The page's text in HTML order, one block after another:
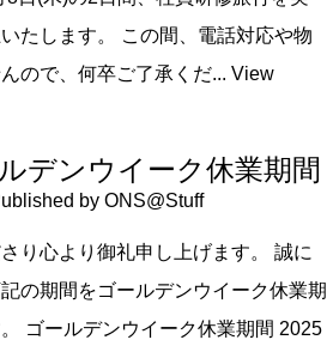
たします。 この間、電話対応や物
ので、何卒ご了承くだ... View
デンウイーク休業期間
by ONS@Stuff
り心より御礼申し上げます。 誠に
の期間をゴールデンウイーク休業期
ゴールデンウイーク休業期間 2025